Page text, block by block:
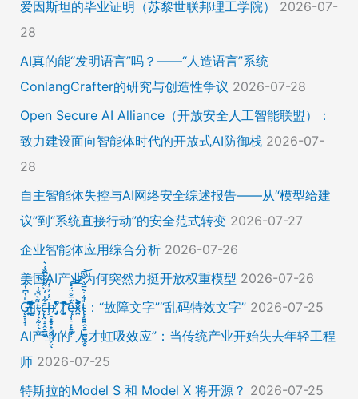
爱因斯坦的毕业证明（苏黎世联邦理工学院）
2026-07-
28
AI真的能“发明语言”吗？——“人造语言”系统
ConlangCrafter的研究与创造性争议 2026-07-28
Open Secure AI Alliance（开放安全人工智能联盟）：
致力建设面向智能体时代的开放式AI防御栈 2026-07-
28
自主智能体失控与AI网络安全综述报告——从“模型给建
议”到“系统直接行动”的安全范式转变 2026-07-27
企业智能体应用综合分析 2026-07-26
美国AI产业为何突然力挺开放权重模型 2026-07-26
Ḡ̵̨̠͎̘͕̍̔͆̔͋͑͠ļ̸͍͈͉̞̊̑̃̉̔̍̾̈̚į̵̡̙̯͇̲̱̯̱̒͂͋̄t̴̡̢͕̰̟̙͌̀͆̐͑c̶̨̢̤̞̠̭̮̳̼̠̄͋͗̒̀̋͂͌̃͆͌͑͛ḩ̶̯͙̱̥̟̱̘͖̱̤͕̤̈́͑́̄̉́ͅ ̸̡̡̛̜̣̝̓̀͛̇̂̚T̸̗̞̰̪̤̭͙̹͆̽̌̀̾͝͝ę̴̡̣̠͙̙̱̼̬̣̑͊̅̐̈́̊͠͝͠x̴̪̫͎̓͗͐̃̄̐̀͋͛͐t̴̢̧͍͍̭̠͍̳͚̫̼̭̠̎̋͑͋̅̌͑̌̏͆͘̚͝：“故障文字”“乱码特效文字” 2026-07-25
AI产业的“人才虹吸效应”：当传统产业开始失去年轻工程
师 2026-07-25
特斯拉的Model S 和 Model X 将开源？ 2026-07-25